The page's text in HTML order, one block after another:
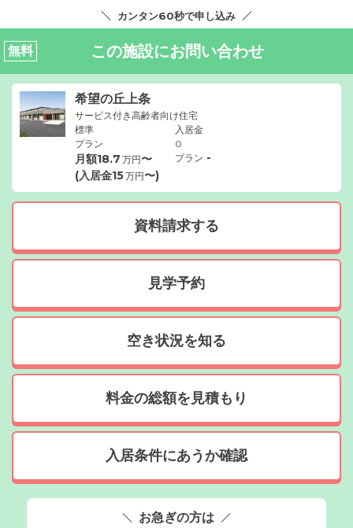
カンタン60秒で申し込み
無料 この施設にお問い合わせ
希望の丘上条
サービス付き高齢者向け住宅
標準
プラン
月額18.7 万円〜
(入居金15万円〜)
入居金
0
プラン -
資料請求する
見学予約
空き状況を知る
料金の総額を見積もり
入居条件にあうか確認
お急ぎの方は